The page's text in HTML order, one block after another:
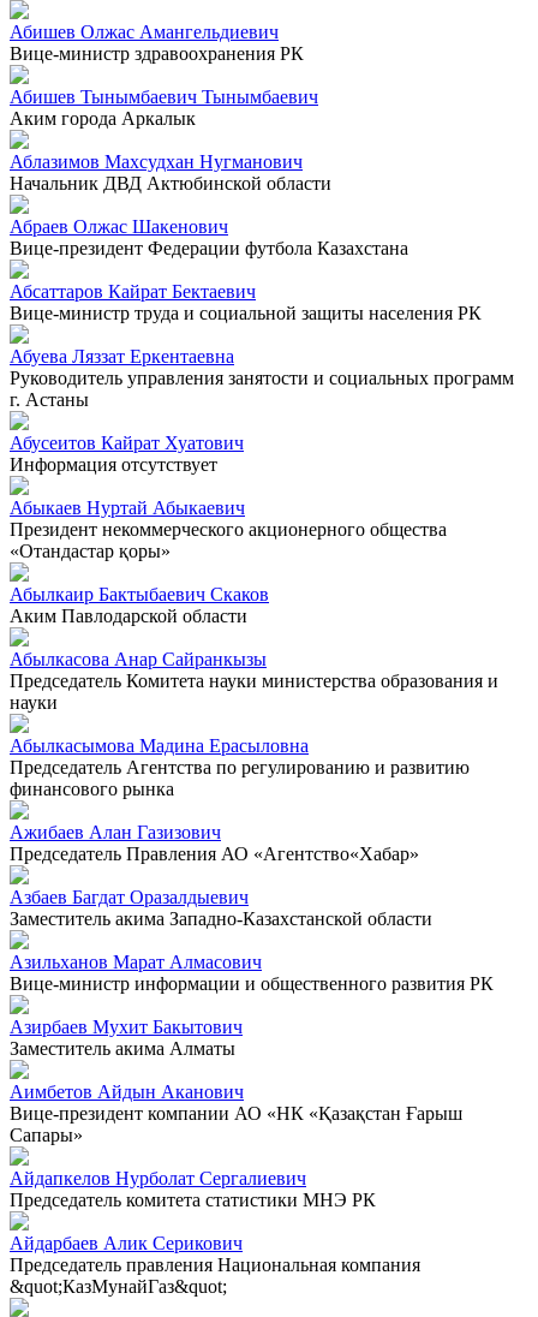
Абишев Олжас Амангельдиевич
Вице-министр здравоохранения РК
Абишев Тынымбаевич Тынымбаевич
Аким города Аркалык
Аблазимов Махсудхан Нугманович
Начальник ДВД Актюбинской области
Абраев Олжас Шакенович
Вице-президент Федерации футбола Казахстана
Абсаттаров Кайрат Бектаевич
Вице-министр труда и социальной защиты населения РК
Абуева Ляззат Еркентаевна
Руководитель управления занятости и социальных программ
г. Астаны
Абусеитов Кайрат Хуатович
Информация отсутствует
Абыкаев Нуртай Абыкаевич
Президент некоммерческого акционерного общества
«Отандастар қоры»
Абылкаир Бактыбаевич Скаков
Аким Павлодарской области
Абылкасова Анар Сайранкызы
Председатель Комитета науки министерства образования и
науки
Абылкасымова Мадина Ерасыловна
Председатель Агентства по регулированию и развитию
финансового рынка
Ажибаев Алан Газизович
Председатель Правления АО «Агентство«Хабар»
Азбаев Багдат Оразалдыевич
Заместитель акима Западно-Казахстанской области
Азильханов Марат Алмасович
Вице-министр информации и общественного развития РК
Азирбаев Мухит Бакытович
Заместитель акима Алматы
Аимбетов Айдын Аканович
Вице-президент компании АО «НК «Қазақстан Ғарыш
Сапары»
Айдапкелов Нурболат Сергалиевич
Председатель комитета статистики МНЭ РК
Айдарбаев Алик Серикович
Председатель правления Национальная компания
&quot;КазМунайГаз&quot;